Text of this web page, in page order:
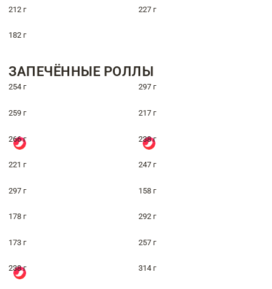
212 г 227 г
182 г
ЗАПЕЧЁННЫЕ РОЛЛЫ
254 г 297 г
259 г 217 г
266 г 238 г
221 г 247 г
297 г 158 г
178 г 292 г
173 г 257 г
238 г 314 г